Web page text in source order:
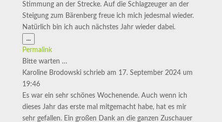
Stimmung an der Strecke. Auf die Schlagzeuger an der
Steigung zum Bärenberg freue ich mich jedesmal wieder.
Natürlich bin ich auch nächstes Jahr wieder dabei.
...Diese
Metabox
Permalink
Bitte warten …
Karoline Brodowski schrieb am 17. September 2024 um
19:46
Es war ein sehr schönes Wochenende. Auch wenn ich
dieses Jahr das erste mal mitgemacht habe, hat es mir
sehr gefallen. Ein großen Dank an die ganzen Zuschauer